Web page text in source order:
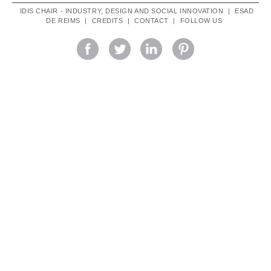
navigation
IDIS CHAIR - INDUSTRY, DESIGN AND SOCIAL INNOVATION |
ESAD
DE REIMS
| CREDITS | CONTACT | FOLLOW US